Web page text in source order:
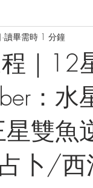
｜12
：
雙魚
卜/西
讀畢需時 1 分鐘